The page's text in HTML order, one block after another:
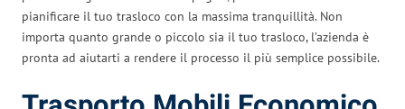
pianificare il tuo trasloco con la massima tranquillità. Non
importa quanto grande o piccolo sia il tuo trasloco, l’azienda è
pronta ad aiutarti a rendere il processo il più semplice possibile.